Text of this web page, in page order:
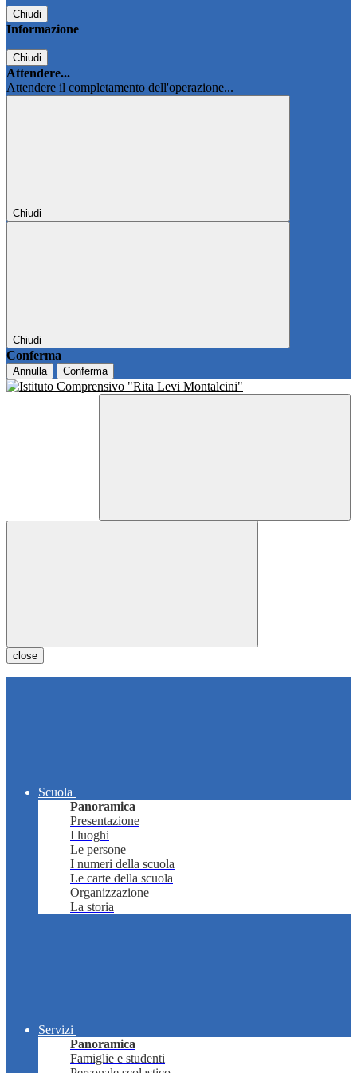
Chiudi
Informazione
Chiudi
Attendere...
Attendere il completamento dell'operazione...
Chiudi
Chiudi
Conferma
Annulla Conferma
close
Scuola
Panoramica
Presentazione
I luoghi
Le persone
I numeri della scuola
Le carte della scuola
Organizzazione
La storia
Servizi
Panoramica
Famiglie e studenti